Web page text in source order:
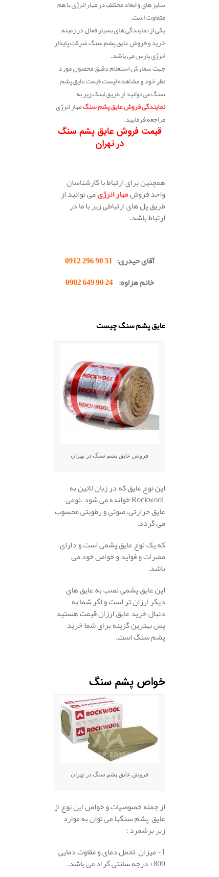
سایز های و ابعاد مختلف در مهار انرژی با هم
متفاوت است.
یکی از نمایندگی های بسیار فعال در زمینه
خرید و فروش عایق پشم سنگ شرکت پایدار
انرژی پارس می باشد.
جهت سفارش استعلام دقیق محصول مورد
نظر خود و مشاهده لیست قیمت عایق پشم
سنگ می توانید از طریق لینک زیر به
نمایندگی فروش عایق پشم سنگمهار انرژی
مراجعه فرمایید.
قیمت فروش عایق پشم سنگ
در تهران
همچنین برای ارتباط با کارشناسان
واحد فروشمهار انرژیمی توانید از
طریق پل های ارتباطی زیر با ما در
ارتباط باشد.
آقای حیدری: 31 90 296 0912
خانم هزاوه:24 90 649 0902
عایق پشم سنگ چیست
فروش عایق پشم سنگ در تهران
این نوع عایق که در زبان لاتین به
Rockwool خوانده می شود ،نوعی
عایق حرارتی، صوتی و رطوبتی محسوب
می گردد.
که یک نوع عایق پشمی است و دارای
مضرات و فواید و خواص خود می
باشد.
این عایق پشمی نصب به عایق های
دیگر ارزان تر است و اگر شما به
دنبال خرید عایق ارزان قیمت هستید
پس بهترین گزینه برای شما خرید
پشم سنگ است.
خواص پشم سنگ
فروش عایق پشم سنگ در تهران
از جمله خصوصیات و خواص این نوع از
عایق پشم سنگها می توان به موارد
زیر برشمرد :
1- میزان تحمل دمای و مقاوت دمایی
800+ درجه سانتی گراد می باشد.